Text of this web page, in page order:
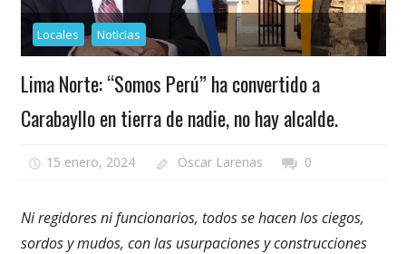
Locales Noticias
Lima Norte: “Somos Perú” ha convertido a
Carabayllo en tierra de nadie, no hay alcalde.
15 enero, 2024 Oscar Larenas 0
Ni regidores ni funcionarios, todos se hacen los ciegos,
sordos y mudos, con las usurpaciones y construcciones